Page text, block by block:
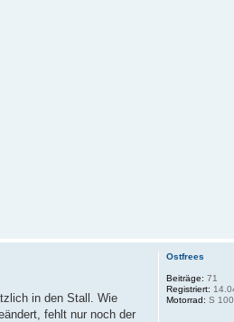
in den Stall. Wie
fehlt nur noch der
Ostfrees
Beiträge: 71
Registriert:
Motorrad: S